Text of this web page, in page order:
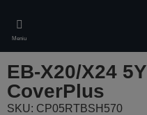
main
content
Meniu
EB-X20/X24
CoverPlus
SKU: CP05RTBSH570